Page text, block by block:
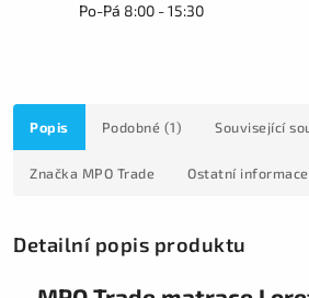
Po-Pá 8:00 - 15:30
Popis Podobné (1) Související
Značka MPO Trade Ostatní informace
Detailní popis produktu